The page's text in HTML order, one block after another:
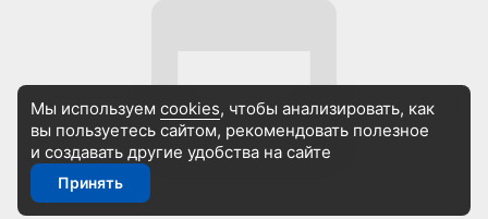
Мы используем cookies, чтобы анализировать, как
вы пользуетесь сайтом, рекомендовать полезное
и создавать другие удобства на сайте
Принять